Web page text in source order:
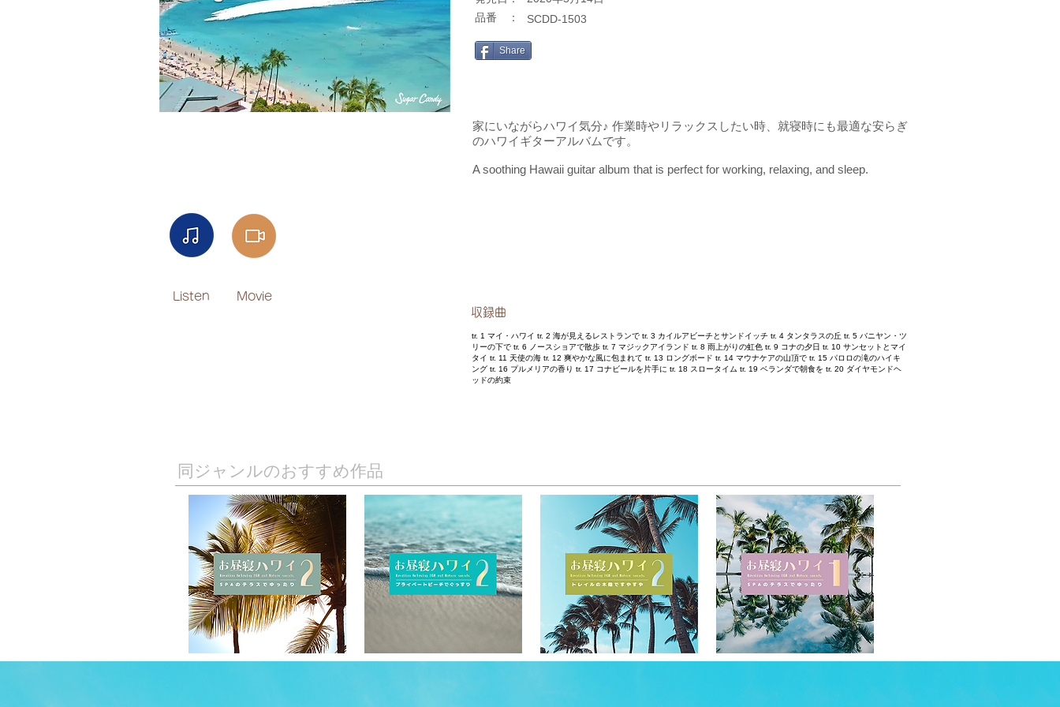
​品番 ：
SCDD-1503
Share
家にいながらハワイ気分♪ 作業時やリラックスしたい時、就寝時にも最適な安らぎ
のハワイギターアルバムです。
A soothing Hawaii guitar album that is perfect for working, relaxing, and sleep.
Listen​
Movie
​収録曲
tr. 1 マイ・ハワイ tr. 2 海が見えるレストランで tr. 3 カイルアビーチとサンドイッチ tr. 4 タンタラスの丘 tr. 5 バニヤン・ツ
リーの下で tr. 6 ノースショアで散歩 tr. 7 マジックアイランド tr. 8 雨上がりの虹色 tr. 9 コナの夕日 tr. 10 サンセットとマイ
タイ tr. 11 天使の海 tr. 12 爽やかな風に包まれて tr. 13 ロングボード tr. 14 マウナケアの山頂で tr. 15 パロロの滝のハイキ
ング tr. 16 プルメリアの香り tr. 17 コナビールを片手に tr. 18 スロータイム tr. 19 ベランダで朝食を tr. 20 ダイヤモンドヘ
ッドの約束
​同ジャンルのおすすめ作品